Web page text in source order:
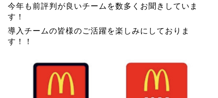
今年も前評判が良いチームを数多くお聞きしていま
す！
導入チームの皆様のご活躍を楽しみにしておりま
す！！